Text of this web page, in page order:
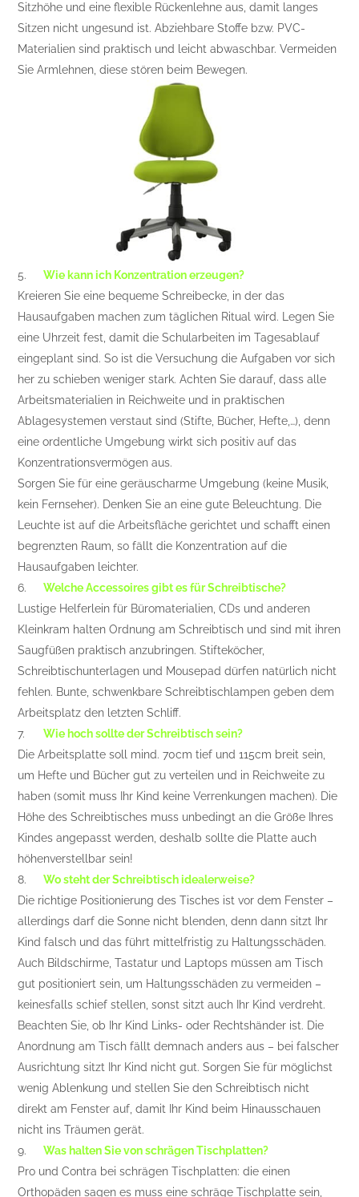
Sitzhöhe und eine flexible Rückenlehne aus, damit langes
Sitzen nicht ungesund ist. Abziehbare Stoffe bzw. PVC-
Materialien sind praktisch und leicht abwaschbar. Vermeiden
Sie Armlehnen, diese stören beim Bewegen.
5.
Wie kann ich Konzentration erzeugen?
Kreieren Sie eine bequeme Schreibecke, in der das
Hausaufgaben machen zum täglichen Ritual wird. Legen Sie
eine Uhrzeit fest, damit die Schularbeiten im Tagesablauf
eingeplant sind. So ist die Versuchung die Aufgaben vor sich
her zu schieben weniger stark. Achten Sie darauf, dass alle
Arbeitsmaterialien in Reichweite und in praktischen
Ablagesystemen verstaut sind (Stifte, Bücher, Hefte,…), denn
eine ordentliche Umgebung wirkt sich positiv auf das
Konzentrationsvermögen aus.
Sorgen Sie für eine geräuscharme Umgebung (keine Musik,
kein Fernseher). Denken Sie an eine gute Beleuchtung. Die
Leuchte ist auf die Arbeitsfläche gerichtet und schafft einen
begrenzten Raum, so fällt die Konzentration auf die
Hausaufgaben leichter.
6.
Welche Accessoires gibt es für Schreibtische?
Lustige Helferlein für Büromaterialien, CDs und anderen
Kleinkram halten Ordnung am Schreibtisch und sind mit ihren
Saugfüßen praktisch anzubringen. Stifteköcher,
Schreibtischunterlagen und Mousepad dürfen natürlich nicht
fehlen. Bunte, schwenkbare Schreibtischlampen geben dem
Arbeitsplatz den letzten Schliff.
7.
Wie hoch sollte der Schreibtisch sein?
Die Arbeitsplatte soll mind. 70cm tief und 115cm breit sein,
um Hefte und Bücher gut zu verteilen und in Reichweite zu
haben (somit muss Ihr Kind keine Verrenkungen machen). Die
Höhe des Schreibtisches muss unbedingt an die Größe Ihres
Kindes angepasst werden, deshalb sollte die Platte auch
höhenverstellbar sein!
8.
Wo steht der Schreibtisch idealerweise?
Die richtige Positionierung des Tisches ist vor dem Fenster –
allerdings darf die Sonne nicht blenden, denn dann sitzt Ihr
Kind falsch und das führt mittelfristig zu Haltungsschäden.
Auch Bildschirme, Tastatur und Laptops müssen am Tisch
gut positioniert sein, um Haltungsschäden zu vermeiden –
keinesfalls schief stellen, sonst sitzt auch Ihr Kind verdreht.
Beachten Sie, ob Ihr Kind Links- oder Rechtshänder ist. Die
Anordnung am Tisch fällt demnach anders aus – bei falscher
Ausrichtung sitzt Ihr Kind nicht gut. Sorgen Sie für möglichst
wenig Ablenkung und stellen Sie den Schreibtisch nicht
direkt am Fenster auf, damit Ihr Kind beim Hinausschauen
nicht ins Träumen gerät.
9.
Was halten Sie von schrägen Tischplatten?
Pro und Contra bei schrägen Tischplatten: die einen
Orthopäden sagen es muss eine schräge Tischplatte sein,